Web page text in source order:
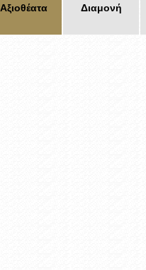
Αξιοθέατα Διαμονή